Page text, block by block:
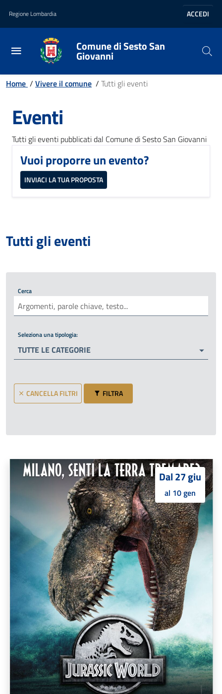
Vai al contenuto principale
Vai al footer
Regione Lombardia ACCEDI
Comune di Sesto San
Giovanni
Home / Vivere il comune / Tutti gli eventi
Eventi
Tutti gli eventi pubblicati dal Comune di Sesto San Giovanni
Vuoi proporre un evento?
INVIACI LA TUA PROPOSTA
Tutti gli eventi
Cerca
Seleziona una tipologia:
TUTTE LE CATEGORIE
CANCELLA FILTRI FILTRA
Dal 27 giu
al 10 gen